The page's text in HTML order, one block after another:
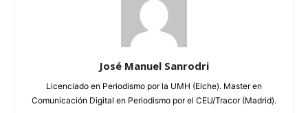
José Manuel Sanrodri
Licenciado en Periodismo por la UMH (Elche). Master en
Comunicación Digital en Periodismo por el CEU/Tracor (Madrid).